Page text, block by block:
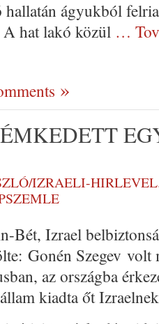
ágyukból
A hat lakó közül …
IZRAELI-
Bét, Izrael
Gonén Szegev volt
az országba
kiadta őt